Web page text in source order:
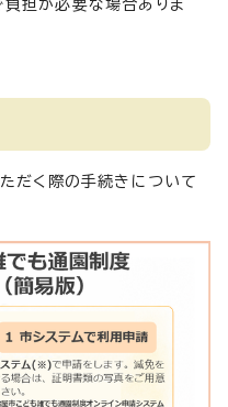
負担が必要な場合ありま
だく際の手続きについて